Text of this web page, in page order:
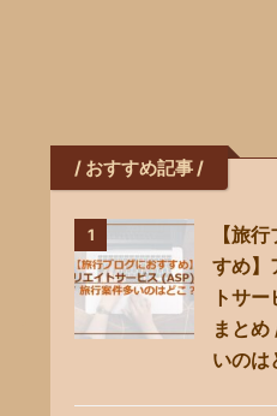
/ おすすめ記事 /
1
【旅
すめ】
トサ
まと
いのは